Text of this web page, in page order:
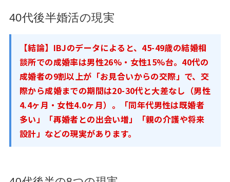
40代後半婚活の現実
【結論】IBJのデータによると、45-49歳の結婚相
談所での成婚率は男性26%・女性15%台。40代の
成婚者の9割以上が「お見合いからの交際」で、交
際から成婚までの期間は20-30代と大差なし（男性
4.4ヶ月・女性4.0ヶ月）。「同年代男性は既婚者
多い」「再婚者との出会い増」「親の介護や将来
設計」などの現実があります。